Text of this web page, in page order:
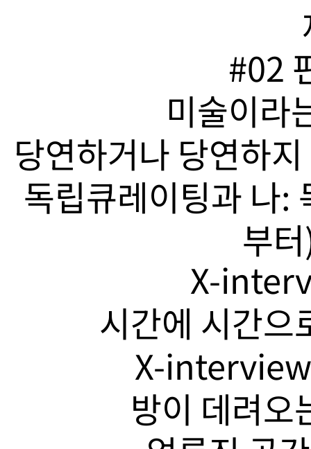
#02
미술이라
당연하거나 당연하
독립큐레이팅과 나:
부
X-
시간에 시간으
X-
방이 데려오